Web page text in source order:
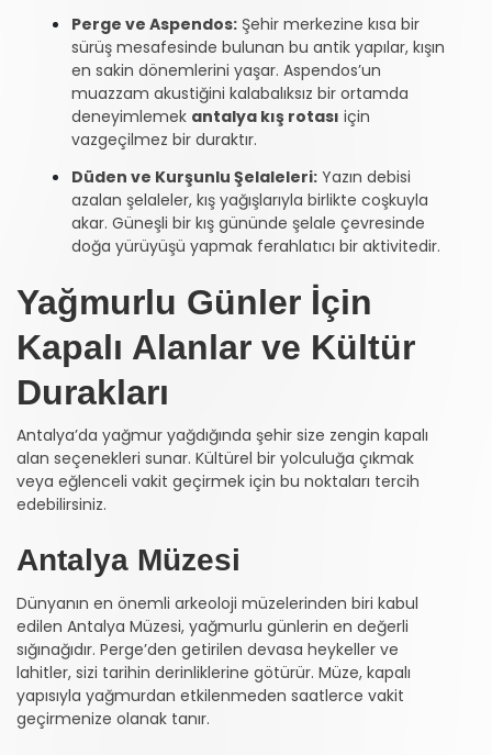
Perge ve Aspendos: Şehir merkezine kısa bir
sürüş mesafesinde bulunan bu antik yapılar, kışın
en sakin dönemlerini yaşar. Aspendos’un
muazzam akustiğini kalabalıksız bir ortamda
deneyimlemek antalya kış rotası için
vazgeçilmez bir duraktır.
Düden ve Kurşunlu Şelaleleri: Yazın debisi
azalan şelaleler, kış yağışlarıyla birlikte coşkuyla
akar. Güneşli bir kış gününde şelale çevresinde
doğa yürüyüşü yapmak ferahlatıcı bir aktivitedir.
Yağmurlu Günler İçin
Kapalı Alanlar ve Kültür
Durakları
Antalya’da yağmur yağdığında şehir size zengin kapalı
alan seçenekleri sunar. Kültürel bir yolculuğa çıkmak
veya eğlenceli vakit geçirmek için bu noktaları tercih
edebilirsiniz.
Antalya Müzesi
Dünyanın en önemli arkeoloji müzelerinden biri kabul
edilen Antalya Müzesi, yağmurlu günlerin en değerli
sığınağıdır. Perge’den getirilen devasa heykeller ve
lahitler, sizi tarihin derinliklerine götürür. Müze, kapalı
yapısıyla yağmurdan etkilenmeden saatlerce vakit
geçirmenize olanak tanır.